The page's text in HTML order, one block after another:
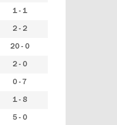
1 - 1
2 - 2
20 - 0
2 - 0
0 - 7
1 - 8
5 - 0